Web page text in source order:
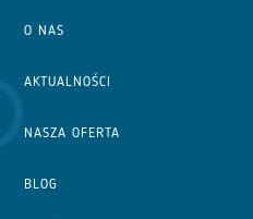
O NAS
AKTUALNOŚCI
NASZA OFERTA
BLOG